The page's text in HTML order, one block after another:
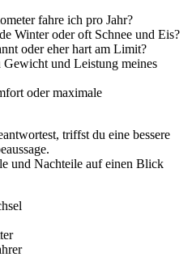
fahre ich pro Jahr?
Winter oder oft Schnee und Eis?
oder eher hart am Limit?
Gewicht und Leistung meines
oder maximale
triffst du eine bessere
und Nachteile auf einen Blick